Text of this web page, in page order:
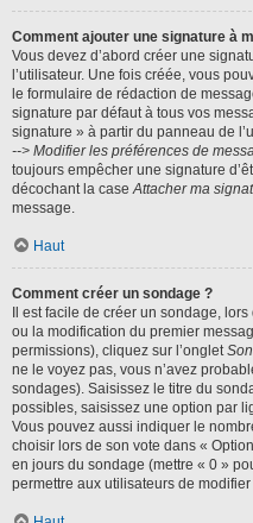
Comment ajouter une signature à
Vous devez d’abord créer une
l’utilisateur. Une fois créée, vous
le formulaire de rédaction de
signature par défaut à tous vos
signature » à partir du panneau de
--> Modifier les préférences de
toujours empêcher une signature
décochant la caseAttacher ma
message.
Haut
Comment créer un sondage ?
Il est facile de créer un sondage,
ou la modification du premier
permissions), cliquez sur l’onglet
ne le voyez pas, vous n’avez
sondages). Saisissez le titre du
possibles, saisissez une option par
Vous pouvez aussi indiquer le
choisir lors de son vote dans «
en jours du sondage (mettre « 0 »
permettre aux utilisateurs de